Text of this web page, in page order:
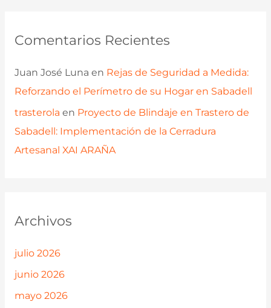
Comentarios Recientes
Juan José Luna en Rejas de Seguridad a Medida:
Reforzando el Perímetro de su Hogar en Sabadell
trasterola en Proyecto de Blindaje en Trastero de
Sabadell: Implementación de la Cerradura
Artesanal XAI ARAÑA
Archivos
julio 2026
junio 2026
mayo 2026